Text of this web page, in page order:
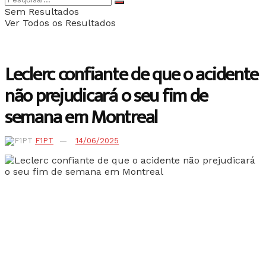
Sem Resultados
Ver Todos os Resultados
Leclerc confiante de que o acidente
não prejudicará o seu fim de
semana em Montreal
F1PT 14/06/2025